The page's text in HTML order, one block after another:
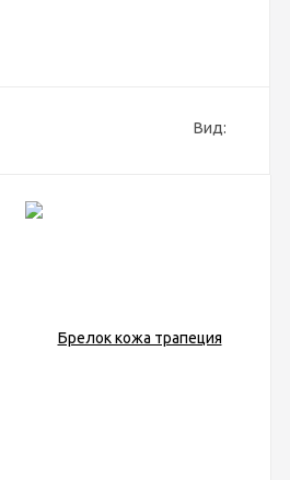
Вид: